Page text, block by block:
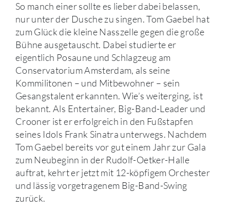
So manch einer sollte es lieber dabei belassen,
nur unter der Dusche zu singen. Tom Gaebel hat
zum Glück die kleine Nasszelle gegen die große
Bühne ausgetauscht. Dabei studierte er
eigentlich Posaune und Schlagzeug am
Conservatorium Amsterdam, als seine
Kommilitonen – und Mitbewohner – sein
Gesangstalent erkannten. Wie’s weiterging, ist
bekannt. Als Entertainer, Big-Band-Leader und
Crooner ist er erfolgreich in den Fußstapfen
seines Idols Frank Sinatra unterwegs. Nachdem
Tom Gaebel bereits vor gut einem Jahr zur Gala
zum Neubeginn in der Rudolf-Oetker-Halle
auftrat, kehrt er jetzt mit 12-köpfigem Orchester
und lässig vorgetragenem Big-Band-Swing
zurück.